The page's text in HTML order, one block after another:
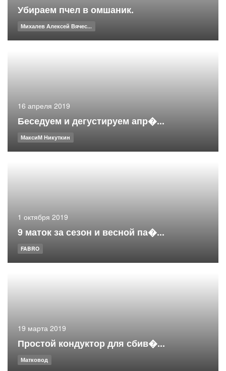
Убираем пчел в омшаник.
Михалев Алексей Вячес...
16 апреля 2019
Беседуем и дегустируем апр�...
МаксиМ Никуткин
1 октября 2019
9 маток за сезон и весной па�...
FABRO
19 марта 2019
Простой кондуктор для сбив�...
Матковод